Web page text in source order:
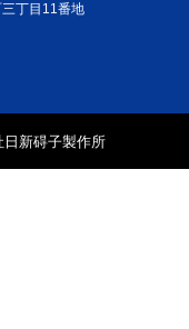
丁目11番地
新碍子製作所